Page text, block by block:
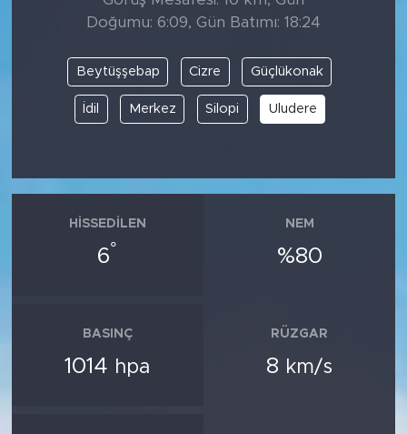
Doğumu: 6:09, Gün Batımı: 18:24
Beytüşşebap Cizre Güçlükonak
İdil Merkez Silopi Uludere
HISSEDILEN
6°
NEM
%80
BASINÇ
1014 hpa
RÜZGAR
8 km/s